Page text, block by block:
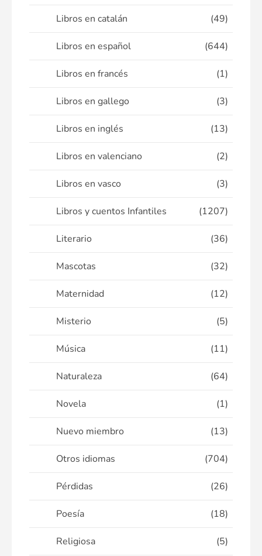
Libros en catalán (49)
Libros en español (644)
Libros en francés (1)
Libros en gallego (3)
Libros en inglés (13)
Libros en valenciano (2)
Libros en vasco (3)
Libros y cuentos Infantiles (1207)
Literario (36)
Mascotas (32)
Maternidad (12)
Misterio (5)
Música (11)
Naturaleza (64)
Novela (1)
Nuevo miembro (13)
Otros idiomas (704)
Pérdidas (26)
Poesía (18)
Religiosa (5)